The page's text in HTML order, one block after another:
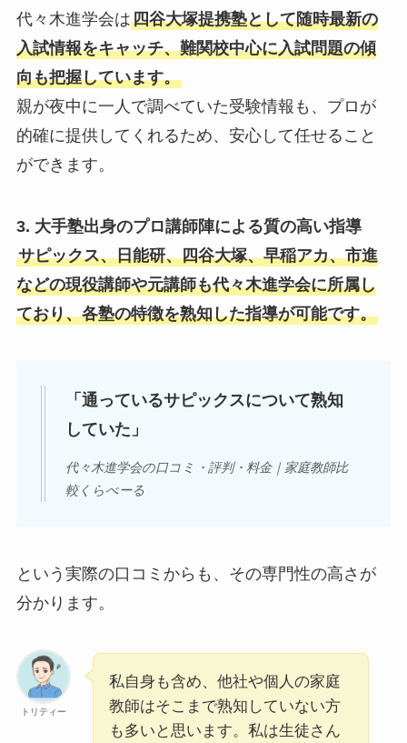
代々木進学会は四谷大塚提携塾として随時最新の
入試情報をキャッチ、難関校中心に入試問題の傾
向も把握しています。
親が夜中に一人で調べていた受験情報も、プロが
的確に提供してくれるため、安心して任せること
ができます。
3. 大手塾出身のプロ講師陣による質の高い指導
サピックス、日能研、四谷大塚、早稲アカ、市進
などの現役講師や元講師も代々木進学会に所属し
ており、各塾の特徴を熟知した指導が可能です。
「通っているサピックスについて熟知
していた」
代々木進学会の口コミ・評判・料金｜家庭教師比
較くらべーる
という実際の口コミからも、その専門性の高さが
分かります。
トリティー
私自身も含め、他社や個人の家庭
教師はそこまで熟知していない方
も多いと思います。私は生徒さん